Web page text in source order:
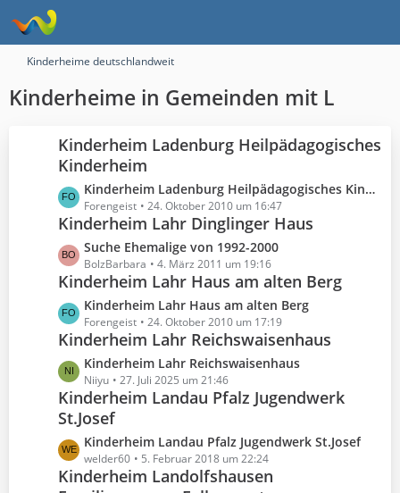
Kinderheime deutschlandweit
Kinderheime in Gemeinden mit L
Kinderheim Ladenburg Heilpädagogisches
Kinderheim
L
e
t
z
t
e
e
i
t
r
ä
g
e
Kinderheim Ladenburg Heilpädagogisches Kinderheim
Forengeist 24. Oktober 2010 um 16:47
Kinderheim Lahr Dinglinger Haus
L
e
t
z
t
e
e
i
t
r
ä
g
e
Suche Ehemalige von 1992-2000
BolzBarbara 4. März 2011 um 19:16
Kinderheim Lahr Haus am alten Berg
L
e
t
z
t
e
B
e
i
r
Kinderheim Lahr Haus am alten Berg
Forengeist 24. Oktober 2010 um 17:19
Kinderheim Lahr Reichswaisenhaus
L
e
t
z
e
B
e
Kinderheim Lahr Reichswaisenhaus
Niiyu 27. Juli 2025 um 21:46
Kinderheim Landau Pfalz Jugendwerk
St.Josef
L
e
t
Kinderheim Landau Pfalz Jugendwerk St.Josef
welder60 5. Februar 2018 um 22:24
Kinderheim Landolfshausen